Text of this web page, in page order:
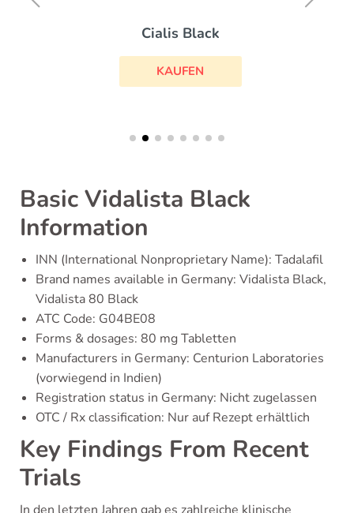
Cialis Black
KAUFEN
Basic Vidalista Black
Information
INN (International Nonproprietary Name): Tadalafil
Brand names available in Germany: Vidalista Black,
Vidalista 80 Black
ATC Code: G04BE08
Forms & dosages: 80 mg Tabletten
Manufacturers in Germany: Centurion Laboratories
(vorwiegend in Indien)
Registration status in Germany: Nicht zugelassen
OTC / Rx classification: Nur auf Rezept erhältlich
Key Findings From Recent
Trials